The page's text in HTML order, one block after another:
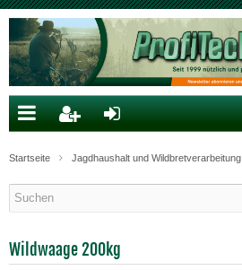
Startseite Jagdhaushalt und Wildbretverarbeitung
Wildwaage 200kg